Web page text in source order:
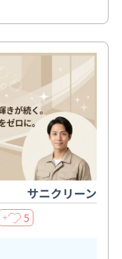
サニクリーン
＋ 5